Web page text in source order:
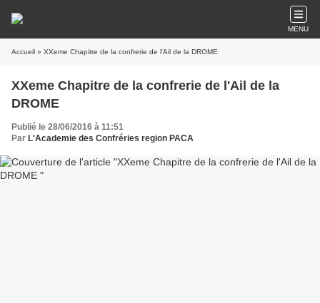
MENU
Accueil » XXeme Chapitre de la confrerie de l'Ail de la DROME
XXeme Chapitre de la confrerie de l'Ail de la
DROME
Publié le 28/06/2016 à 11:51
Par L'Academie des Confréries region PACA